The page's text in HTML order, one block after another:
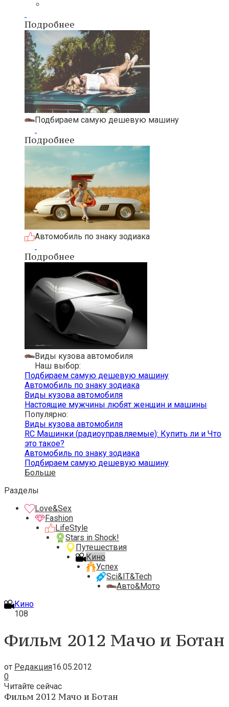
Подробнее
Подбираем самую дешевую машину
Подробнее
Автомобиль по знаку зодиака
Подробнее
Виды кузова автомобиля
Наш выбор:
Подбираем самую дешевую машину
Автомобиль по знаку зодиака
Виды кузова автомобиля
Настоящие мужчины любят женщин и машины
Популярно:
Виды кузова автомобиля
RC Машинки (радиоуправляемые): Купить ли и Что
это такое?
Автомобиль по знаку зодиака
Подбираем самую дешевую машину
Больше
Разделы
Love&Sex
Fashion
LifeStyle
Stars in Shock!
Путешествия
Кино
Успех
Sci&IT&Tech
Авто&Мото
Кино
108
Фильм 2012 Мачо и Ботан
от Редакция16.05.2012
0
Читайте сейчас
Фильм 2012 Мачо и Ботан